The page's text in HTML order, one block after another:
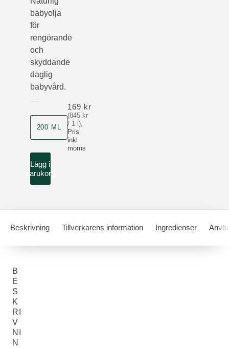
babyolja
för
rengörande
och
skyddande
daglig
babyvård.
200 ML
(845 kr
/ 1 l),
Pris
inkl
moms
169 kr
Lägg i
varukorg
Beskrivning Tillverkarens information Ingredienser
B
E
S
K
RI
V
NI
N